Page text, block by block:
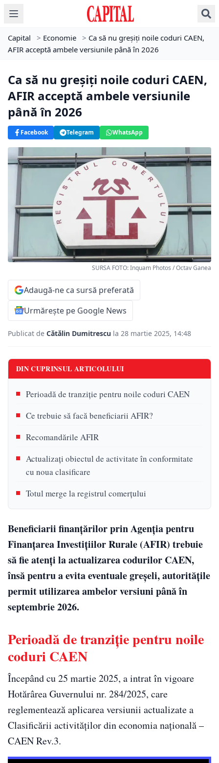
Capital > Economie > Ca să nu greșiți noile coduri CAEN,
AFIR acceptă ambele versiunile până în 2026
Ca să nu greșiți noile coduri CAEN,
AFIR acceptă ambele versiunile
până în 2026
Facebook Telegram WhatsApp
SURSA FOTO: Inquam Photos / Octav Ganea
Adaugă-ne ca sursă preferată
Urmărește pe Google News
Publicat de Cătălin Dumitrescu la 28 martie 2025, 14:48
DIN CUPRINSUL ARTICOLULUI
Perioadă de tranziție pentru noile coduri CAEN
Ce trebuie să facă beneficiarii AFIR?
Recomandările AFIR
Actualizați obiectul de activitate în conformitate
cu noua clasificare
Totul merge la registrul comerțului
Beneficiarii finanțărilor prin Agenția pentru
Finanțarea Investițiilor Rurale (AFIR) trebuie
să fie atenți la actualizarea codurilor CAEN,
însă pentru a evita eventuale greșeli, autoritățile
permit utilizarea ambelor versiuni până în
septembrie 2026.
Perioadă de tranziție pentru noile
coduri CAEN
Începând cu 25 martie 2025, a intrat în vigoare
Hotărârea Guvernului nr. 284/2025, care
reglementează aplicarea versiunii actualizate a
Clasificării activităților din economia națională –
CAEN Rev.3.